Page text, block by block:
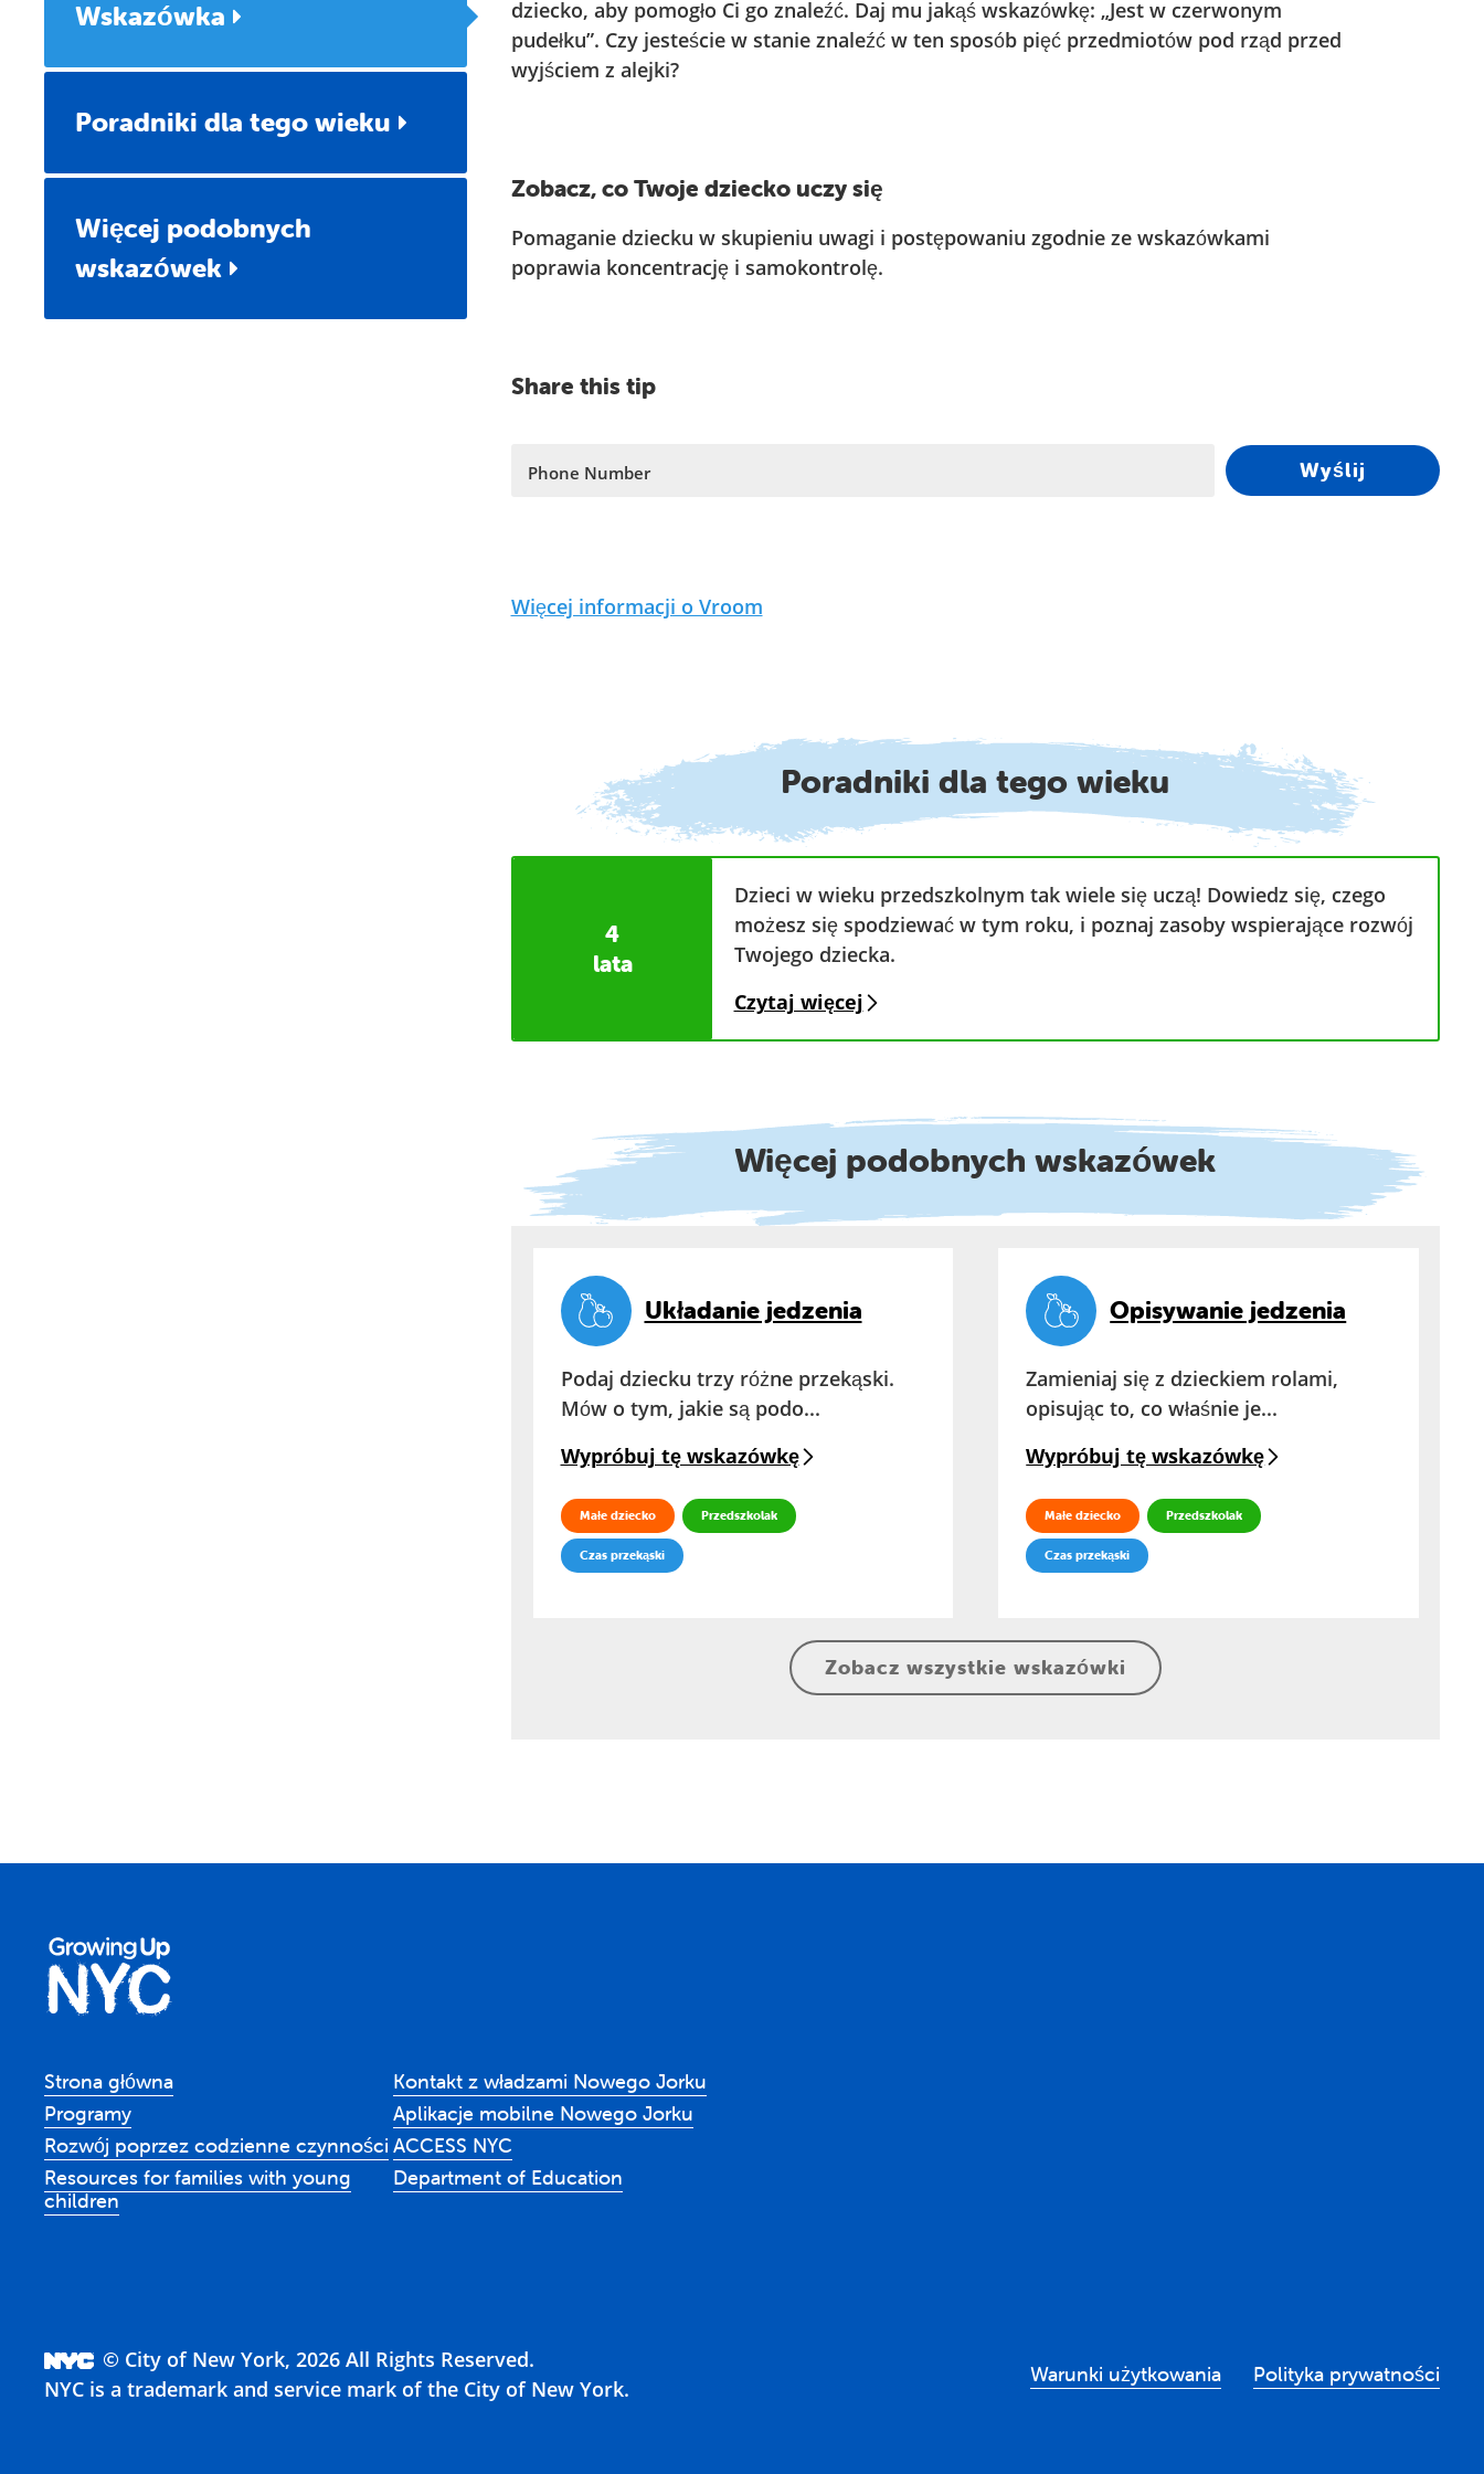
Wskazówka
Poradniki dla tego wieku
Więcej podobnych
wskazówek
dziecko, aby pomogło Ci go znaleźć. Daj mu jakąś wskazówkę: „Jest w czerwonym
pudełku”. Czy jesteście w stanie znaleźć w ten sposób pięć przedmiotów pod rząd przed
wyjściem z alejki?
Zobacz, co Twoje dziecko uczy się
Pomaganie dziecku w skupieniu uwagi i postępowaniu zgodnie ze wskazówkami
poprawia koncentrację i samokontrolę.
Share this tip
Phone Number Wyślij
Więcej informacji o Vroom
Poradniki dla tego wieku
4
lata
Dzieci w wieku przedszkolnym tak wiele się uczą! Dowiedz się, czego
możesz się spodziewać w tym roku, i poznaj zasoby wspierające rozwój
Twojego dziecka.
Czytaj więcej
Więcej podobnych wskazówek
Układanie jedzenia
Podaj dziecku trzy różne przekąski.
Mów o tym, jakie są podo...
Wypróbuj tę wskazówkę
Małe dziecko Przedszkolak
Czas przekąski
Opisywanie jedzenia
Zamieniaj się z dzieckiem rolami,
opisując to, co właśnie je...
Wypróbuj tę wskazówkę
Małe dziecko Przedszkolak
Czas przekąski
Zobacz wszystkie wskazówki
Strona główna
Programy
Rozwój poprzez codzienne czynności
Resources for families with young
children
Kontakt z władzami Nowego Jorku
Aplikacje mobilne Nowego Jorku
ACCESS NYC
Department of Education
© City of New York, 2026 All Rights Reserved.
NYC is a trademark and service mark of the City of New York.
Warunki użytkowania Polityka prywatności